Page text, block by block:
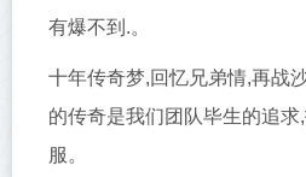
有爆不到.。
十年传奇梦,回忆兄弟情,再战
的传奇是我们团队毕生的追
服。